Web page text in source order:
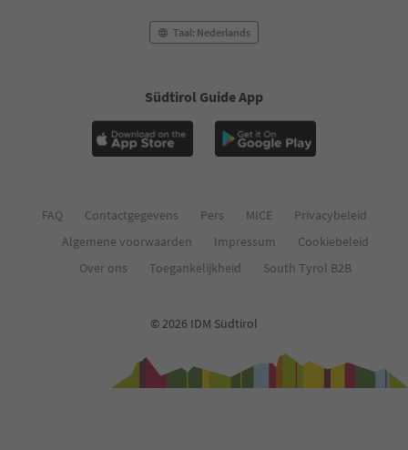
Taal: Nederlands
Südtirol Guide App
FAQ Contactgegevens Pers MICE
Privacybeleid
Algemene voorwaarden
Impressum
Cookiebeleid
Over ons
Toegankelijkheid South Tyrol B2B
© 2026 IDM Südtirol